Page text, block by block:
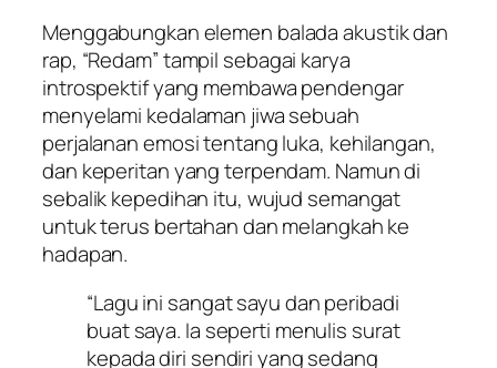
Menggabungkan elemen balada akustik dan
rap, “Redam”tampil sebagai karya
introspektif yang membawa pendengar
menyelami kedalaman jiwa sebuah
perjalanan emosi tentang luka, kehilangan,
dan keperitan yang terpendam. Namun di
sebalik kepedihan itu, wujud semangat
untuk terus bertahan dan melangkah ke
hadapan.
“Lagu ini sangat sayu dan peribadi
buat saya. Ia seperti menulis surat
kepada diri sendiri yang sedang